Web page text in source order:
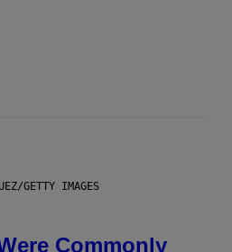
GETTY IMAGES
Commonly